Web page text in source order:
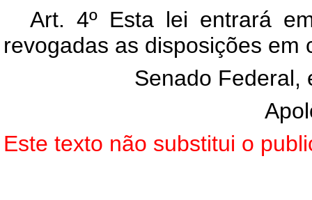
Art. 4º Esta lei entrará
revogadas as disposições em
Senado Federal,
Este texto não substitui o